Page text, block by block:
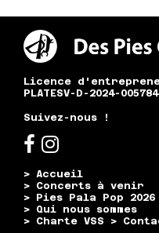
Licence
PLATESV-D-2024-005784
Suivez-nous !
> Accueil
> Concerts à venir
> Pies Pala Pop 2026
> Qui nous sommes
> Charte VSS
>